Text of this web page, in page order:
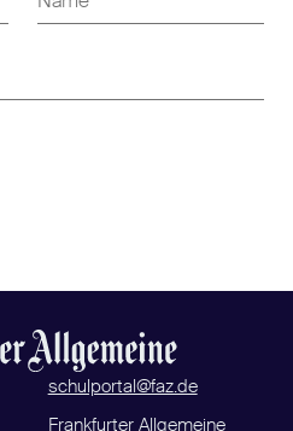
schulportal@faz.de
Frankfurter Allgemeine